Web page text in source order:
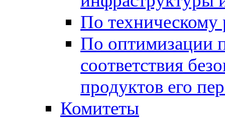
По техническому
По оптимизации
соответствия
продуктов его
Комитеты